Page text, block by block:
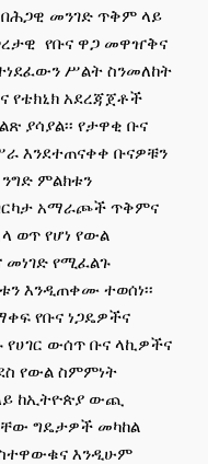
በሕጋዊ መንገድ ጥቅም ላይ
የቡና ዋጋ መዋዠቅና
ሥልት ስንመለከት
አደረጃጀቶች
ያሳያል፡፡ የታዋቂ ቡና
እንደተጠናቀቀ ቡናዎቹን
ምልክቱን
አማራጮች ጥቅምና
ወጥ የሆነ የውል
የሚፈልጉ
እንዲጠቀሙ ተወሰነ፡፡
የቡና ነጋዴዎችና
ውሰጥ ቡና ላኪዎችና
የውል ስምምነት
ከኢትዮጵያ ውጪ
ግዴታዎች መካከል
እንዲሁም